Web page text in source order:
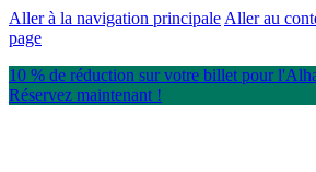
Aller à la navigation principale Aller au
page
10 % de réduction sur votre billet pour
Réservez maintenant !